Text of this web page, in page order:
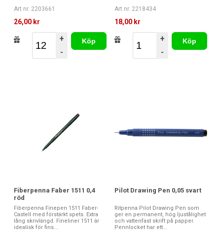
Art nr. 2203661
26,00 kr
+
-
Köp
Art nr. 2218434
18,00 kr
+
-
Köp
Fiberpenna Faber 1511 0,4
röd
Fiberpenna Finepen 1511 Faber-
Castell med förstärkt spets. Extra
lång skrivlängd. Fineliner 1511 är
idealisk för fins...
Pilot Drawing Pen 0,05 svart
Ritpenna Pilot Drawing Pen som
ger en permanent, hög ljustålighet
och vattenfast skrift på papper.
Pennlocket har ett...